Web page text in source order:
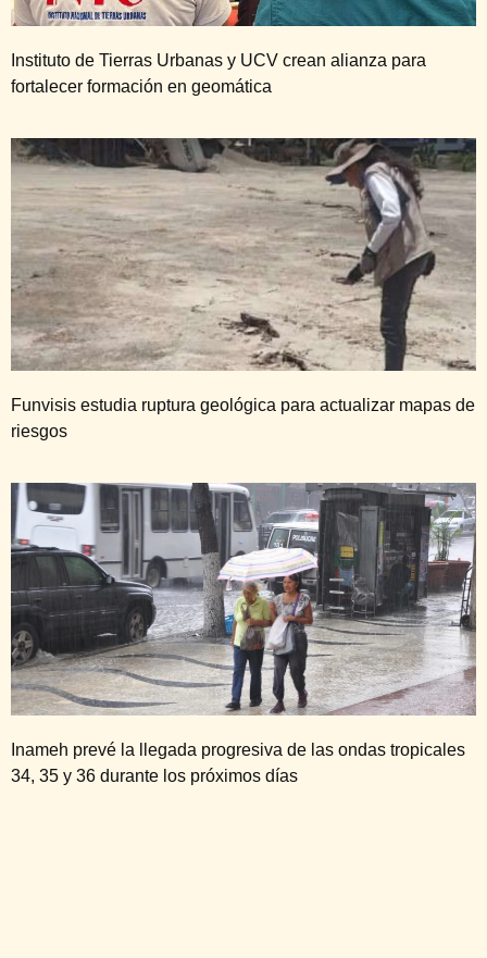
Instituto de Tierras Urbanas y UCV crean alianza para
fortalecer formación en geomática
Funvisis estudia ruptura geológica para actualizar mapas de
riesgos
Inameh prevé la llegada progresiva de las ondas tropicales
34, 35 y 36 durante los próximos días